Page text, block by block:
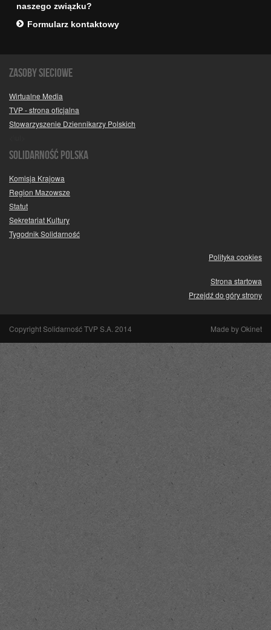
naszego związku?
Formularz kontaktowy
Zasoby sieciowe
Wirtualne Media
TVP - strona oficjalna
Stowarzyszenie Dziennikarzy Polskich
SOLIDARNOŚĆ POLSKA
Komisja Krajowa
Region Mazowsze
Statut
Sekretariat Kultury
Tygodnik Solidarność
Polityka cookies
Strona startowa
Przejdź do góry strony
Copyright Solidarność TVP S.A. 2014 Made byOkinet